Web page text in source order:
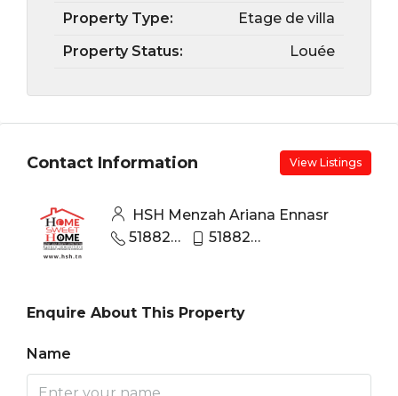
Property Type:
Etage de villa
Property Status:
Louée
Contact Information View Listings
HSH Menzah Ariana Ennasr
51882530
51882530
Enquire About This Property
Name